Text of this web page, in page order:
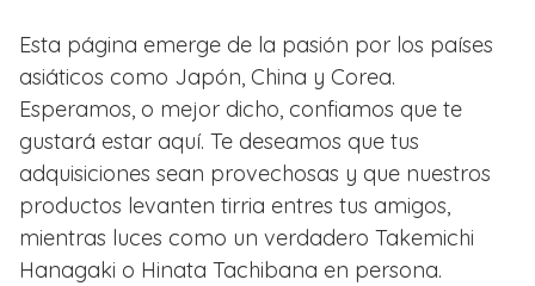
Esta página emerge de la pasión por los países
asiáticos como Japón, China y Corea.
Esperamos, o mejor dicho, confiamos que te
gustará estar aquí. Te deseamos que tus
adquisiciones sean provechosas y que nuestros
productos levanten tirria entres tus amigos,
mientras luces como un verdadero Takemichi
Hanagaki o Hinata Tachibana en persona.